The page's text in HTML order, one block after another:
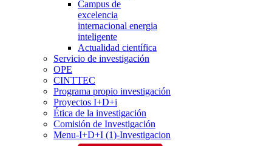
Campus de
excelencia
internacional energia
inteligente
Actualidad científica
Servicio de investigación
OPE
CINTTEC
Programa propio investigación
Proyectos I+D+i
Ética de la investigación
Comisión de Investigación
Menu-I+D+I (1)-Investigacion